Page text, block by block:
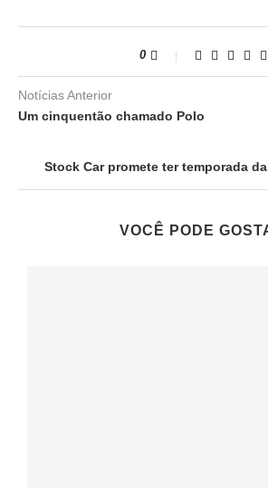
0
Notícias Anterior
Um cinquentão chamado Polo
Stock Car promete ter temporada
VOCÊ PODE